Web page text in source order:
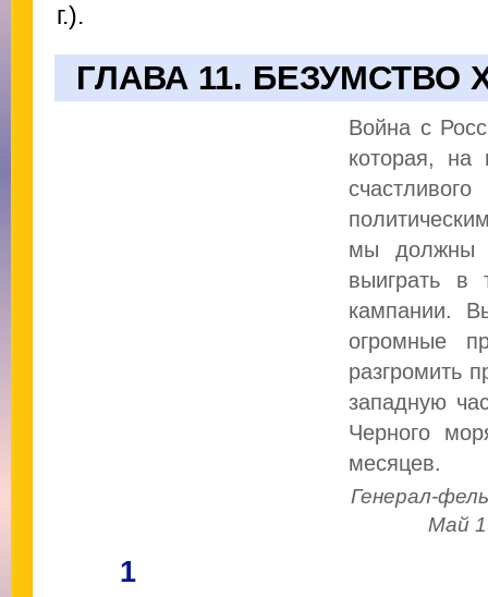
г.).
ГЛАВА 11. БЕЗУМСТВО
Война с
которая, на
мы должны
выиграть в
кампании.
огромные
разгромить
западную
Черного
месяцев.
Генерал-
Май
1